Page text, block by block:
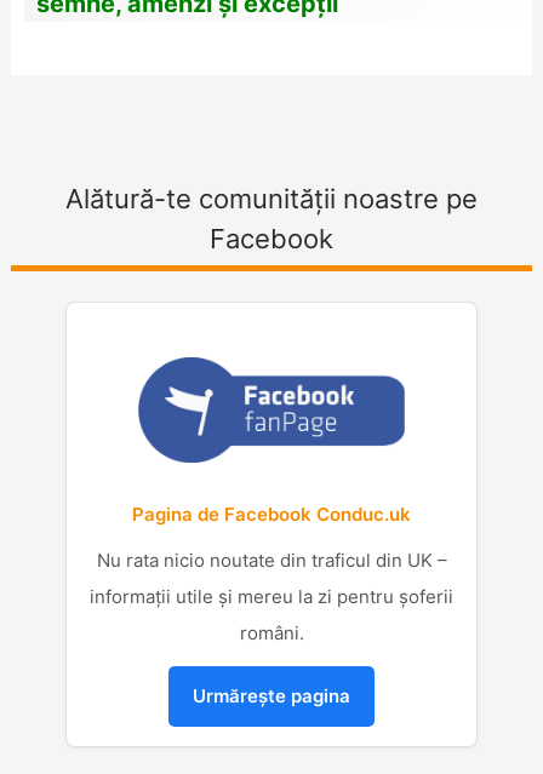
Alătură-te comunității noastre pe
Facebook
Pagina de Facebook Conduc.uk
Nu rata nicio noutate din traficul din UK –
informații utile și mereu la zi pentru șoferii
români.
Urmărește pagina